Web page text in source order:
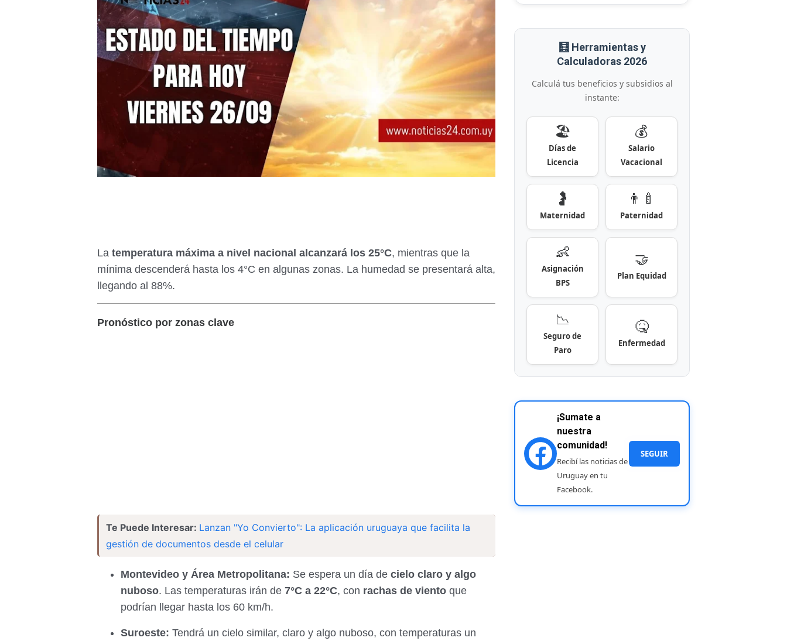
La temperatura máxima a nivel nacional alcanzará los 25°C, mientras que la
mínima descenderá hasta los 4°C en algunas zonas. La humedad se presentará alta,
llegando al 88%.
Pronóstico por zonas clave
Te Puede Interesar: Lanzan "Yo Convierto": La aplicación uruguaya que facilita la
gestión de documentos desde el celular
Montevideo y Área Metropolitana: Se espera un día de cielo claro y algo
nuboso. Las temperaturas irán de 7°C a 22°C, con rachas de viento que
podrían llegar hasta los 60 km/h.
Suroeste: Tendrá un cielo similar, claro y algo nuboso, con temperaturas un
🧮 Herramientas y
Calculadoras 2026
Calculá tus beneficios y subsidios al
instante:
🏖️
Días de
Licencia
💰
Salario
Vacacional
🤰
Maternidad
👨‍🍼
Paternidad
👶
Asignación
BPS
🤝
Plan Equidad
📉
Seguro de
Paro
🤒
Enfermedad
¡Sumate a
nuestra
comunidad!
Recibí las noticias de
Uruguay en tu
Facebook.
SEGUIR